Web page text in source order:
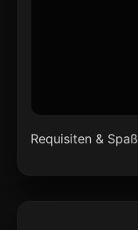
Requisiten & Spaß